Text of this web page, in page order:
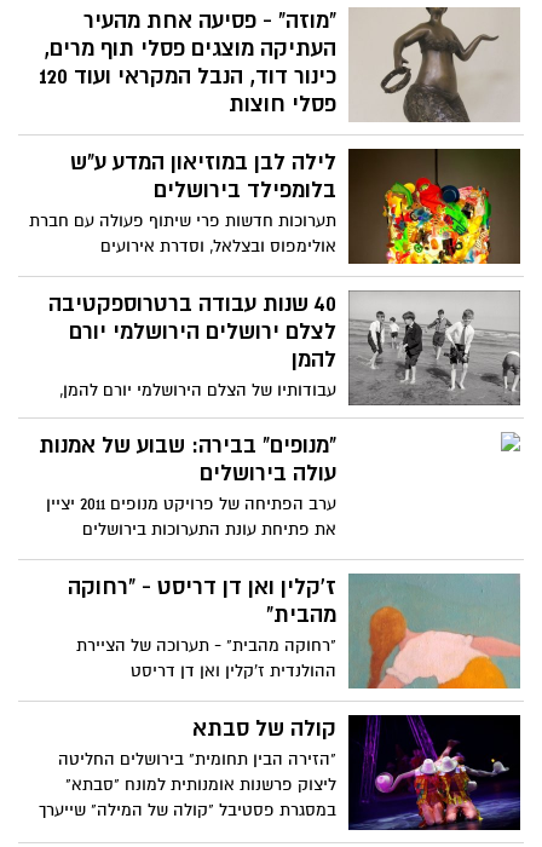
לסוגיות אקטואליות "בוערות" ובכללן: המחאה
החברתית, חוק טל וגיוס החרדים לצבא, הדרת
נשים, אחמדינג'אד ומשבר הגרעין עם אירן
ועוד
"מוזה" - פסיעה אחת מהעיר
העתיקה מוצגים פסלי תוף מרים,
כינור דוד, הנבל המקראי ועוד 120
פסלי חוצות
התערוכה מעניקה מקום לאמנים להציג את
האמנות המודרנית והעכשווית בשדרה
המשלבת ישן לצד חדש, בה שוכנים מבנים
משוחזרים לצד מודרניים. פסלי תוף מרים,
כינור דוד, והנבל המקראי לצד סקסופון,
לילה לבן במוזיאון המדע ע"ש
בלומפילד בירושלים
תערוכות חדשות פרי שיתוף פעולה עם חברת
אולימפוס ובצלאל, וסדרת אירועים
פרובוקטיביים ומעוררי מחשבה בנושא נשים
ומדע40 שנות עבודה ברטרוספקטיבה
לצלם ירושלים הירושלמי יורם
להמן
עבודותיו של הצלם הירושלמי יורם להמן,
שעמד בראש החוג לצילום במכללת הדסה
ולימד בו עשרות שנים, יוצגו בתערוכת
רטרוספקטיבה תחת השם "צילומים" בגלריית
"מנופים" בבירה: שבוע של אמנות
עולה בירושלים
ערב הפתיחה של פרויקט מנופים 2011 יציין
את פתיחת עונת התערוכות בירושלים
ז'קלין ואן דן דריסט - "רחוקה
מהבית"
"רחוקה מהבית" - תערוכה של הציירת
ההולנדית ז'קלין ואן דן דריסט
קולה של סבתא
"הזירה הבין תחומית" בירושלים החליטה
ליצוק פרשנות אומנותית למונח "סבתא"
במסגרת פסטיבל "קולה של המילה" שייערך